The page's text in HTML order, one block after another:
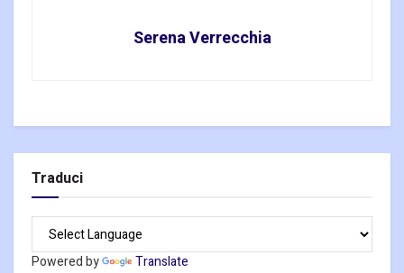
Serena Verrecchia
Traduci
Powered by Translate